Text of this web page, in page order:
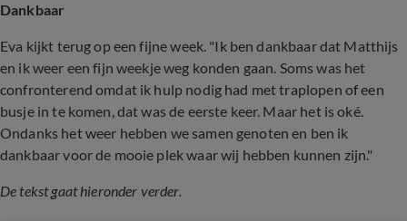
Dankbaar
Eva kijkt terug op een fijne week. "Ik ben dankbaar dat Matthijs
en ik weer een fijn weekje weg konden gaan. Soms was het
confronterend omdat ik hulp nodig had met traplopen of een
busje in te komen, dat was de eerste keer. Maar het is oké.
Ondanks het weer hebben we samen genoten en ben ik
dankbaar voor de mooie plek waar wij hebben kunnen zijn."
De tekst gaat hieronder verder.